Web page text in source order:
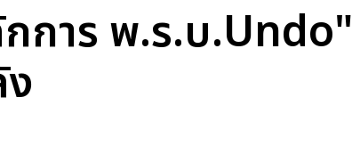
การ พ.ร.บ.Undo"